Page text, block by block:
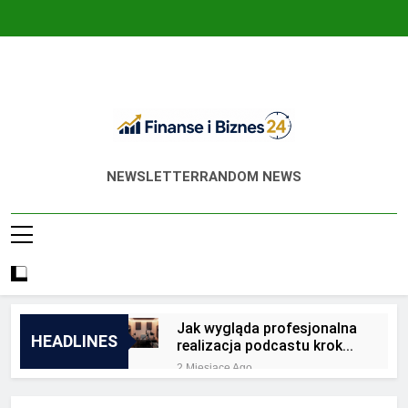
Finanse I Biznes
24
Jak Zadbać O Własne Finanse? Fachowa
NEWSLETTERRANDOM NEWS
HEADLINES
Jak wygląda profesjonalna
realizacja podcastu krok
po kroku?
2 Miesiące Ago